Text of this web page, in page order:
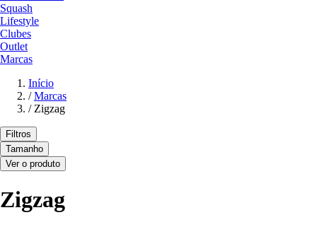
Squash
Lifestyle
Clubes
Outlet
Marcas
Início
/ Marcas
/ Zigzag
Filtros
Tamanho
Ver o produto
Zigzag